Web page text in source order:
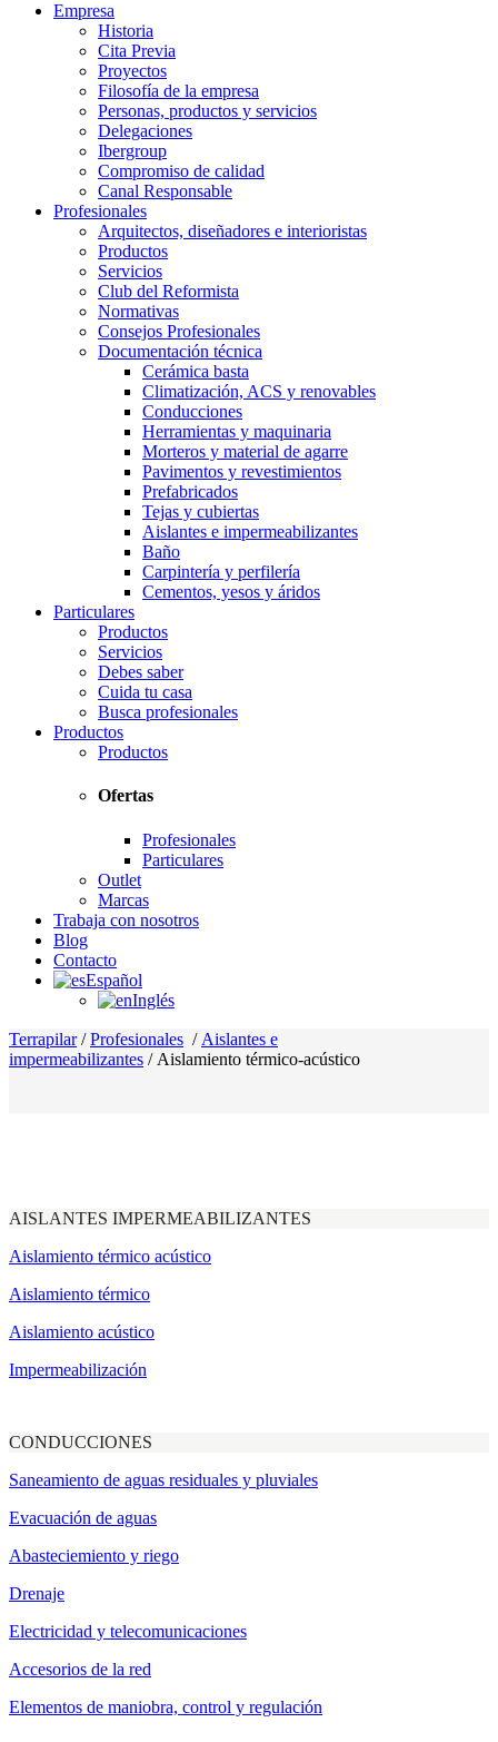
Empresa
Historia
Cita Previa
Proyectos
Filosofía de la empresa
Personas, productos y servicios
Delegaciones
Ibergroup
Compromiso de calidad
Canal Responsable
Profesionales
Arquitectos, diseñadores e interioristas
Productos
Servicios
Club del Reformista
Normativas
Consejos Profesionales
Documentación técnica
Cerámica basta
Climatización, ACS y renovables
Conducciones
Herramientas y maquinaria
Morteros y material de agarre
Pavimentos y revestimientos
Prefabricados
Tejas y cubiertas
Aislantes e impermeabilizantes
Baño
Carpintería y perfilería
Cementos, yesos y áridos
Particulares
Productos
Servicios
Debes saber
Cuida tu casa
Busca profesionales
Productos
Productos
Ofertas
Profesionales
Particulares
Outlet
Marcas
Trabaja con nosotros
Blog
Contacto
Español
Inglés
Terrapilar/Profesionales / Aislantes e
impermeabilizantes / Aislamiento térmico-acústico
AISLANTES IMPERMEABILIZANTES
Aislamiento térmico acústico
Aislamiento térmico
Aislamiento acústico
Impermeabilización
CONDUCCIONES
Saneamiento de aguas residuales y pluviales
Evacuación de aguas
Abasteciemiento y riego
Drenaje
Electricidad y telecomunicaciones
Accesorios de la red
Elementos de maniobra, control y regulación